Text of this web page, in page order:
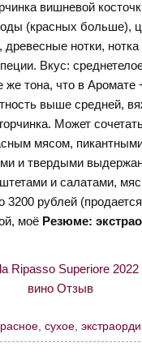
вишневой
(красных больше),
нотки, нотка
Вкус:
же тона, что в Аромате
выше средней,
Может
мясом,
и твердыми
и салатами,
3200 рублей
моё Резюме:
,сухое,